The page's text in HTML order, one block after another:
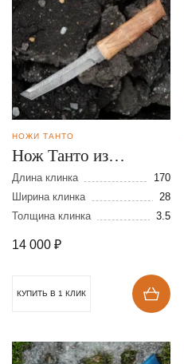
НОЖИ ТАНТО
Нож Танто из
дамасской стали
Длина клинка
170
Ширина клинка
28
Толщина клинка
3.5
14 000 ₽
КУПИТЬ В 1 КЛИК